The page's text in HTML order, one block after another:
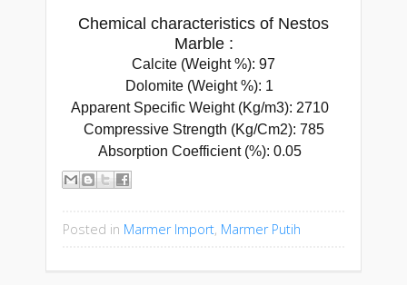
Chemical characteristics of Nestos
Marble :
Calcite (Weight %): 97
Dolomite (Weight %): 1
Apparent Specific Weight (Kg/m3): 2710
Compressive Strength (Kg/Cm2): 785
Absorption Coefficient (%): 0.05
Posted in Marmer Import, Marmer Putih